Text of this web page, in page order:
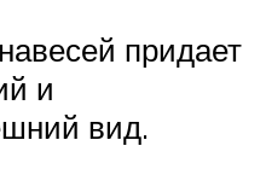
придает
и
вид.